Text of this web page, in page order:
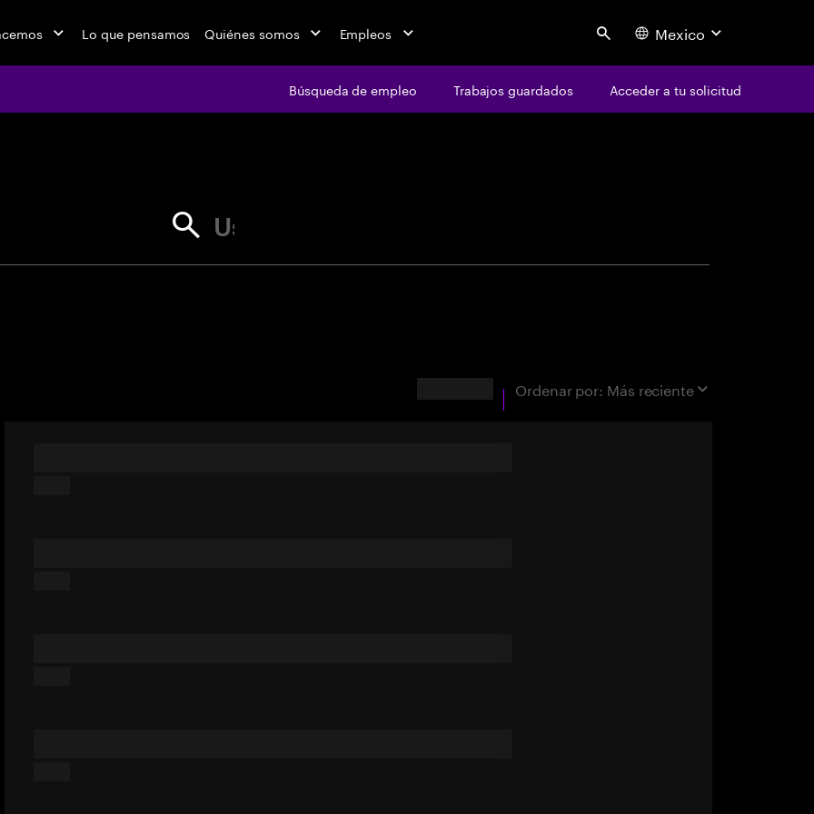
Lo que pensamos Quiénes somos Empleos Search Mexico
Búsqueda de empleo Trabajos guardados Acceder a tu solicitud
Usa comillas para coincidencia exacta
Ordenar por: Más reciente